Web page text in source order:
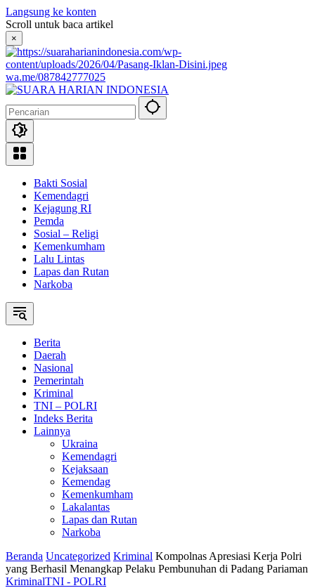
Langsung ke konten
Scroll untuk baca artikel
×
wa.me/087842777025
Bakti Sosial
Kemendagri
Kejagung RI
Pemda
Sosial – Religi
Kemenkumham
Lalu Lintas
Lapas dan Rutan
Narkoba
Berita
Daerah
Nasional
Pemerintah
Kriminal
TNI – POLRI
Indeks Berita
Lainnya
Ukraina
Kemendagri
Kejaksaan
Kemendag
Kemenkumham
Lakalantas
Lapas dan Rutan
Narkoba
Beranda Uncategorized Kriminal Kompolnas Apresiasi Kerja Polri
yang Berhasil Menangkap Pelaku Pembunuhan di Padang Pariaman
KriminalTNI - POLRI